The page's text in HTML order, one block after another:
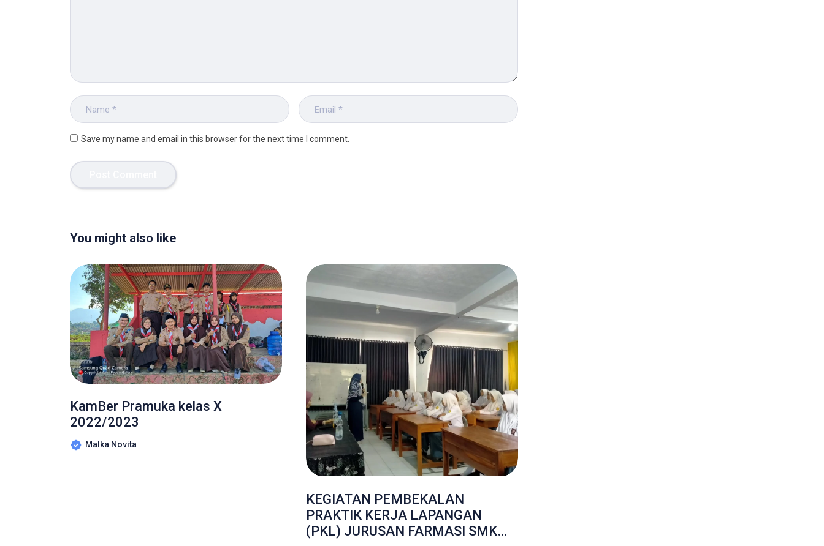
Save my name and email in this browser for the next time I comment.
You might also like
KamBer Pramuka kelas X
2022/2023
Malka Novita
KEGIATAN PEMBEKALAN
PRAKTIK KERJA LAPANGAN
(PKL) JURUSAN FARMASI SMK